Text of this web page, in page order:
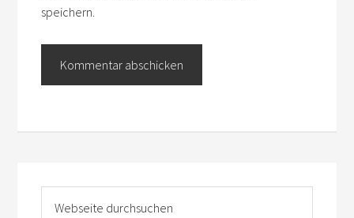
speichern.